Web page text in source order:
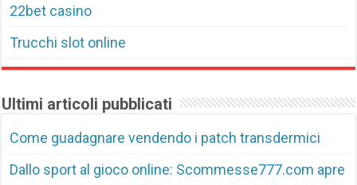
22bet casino
Trucchi slot online
Ultimi articoli pubblicati
Come guadagnare vendendo i patch transdermici
Dallo sport al gioco online: Scommesse777.com apre